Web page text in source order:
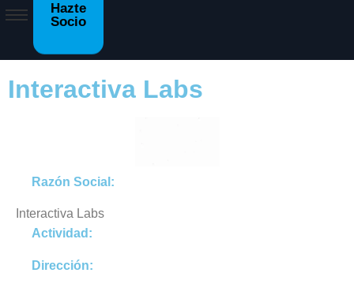
Hazte
Socio
Interactiva Labs
Razón Social:
Interactiva Labs
Actividad:
Dirección: